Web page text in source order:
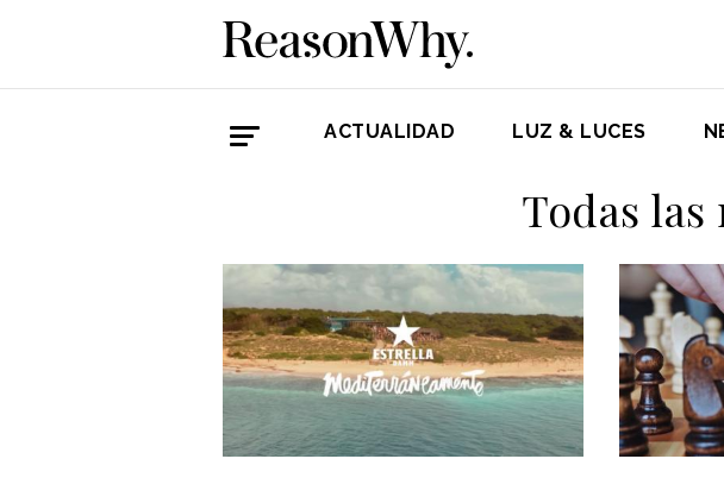
ACTUALIDAD LUZ & LUCES
Todas